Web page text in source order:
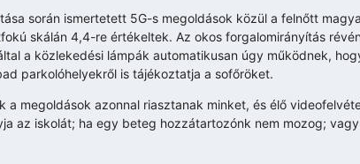
során ismertetett 5G-s megoldások közül a felnőtt
skálán 4,4-re értékeltek. Az okos forgalomirányítás
a közlekedési lámpák automatikusan úgy működnek,
parkolóhelyekről is tájékoztatja a sofőröket.
megoldások azonnal riasztanak minket, és élő
az iskolát; ha egy beteg hozzátartozónk nem mozog;